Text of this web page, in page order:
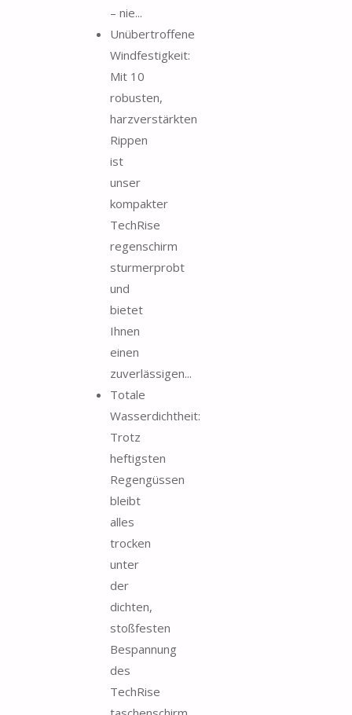
– nie...
Unübertroffene
Windfestigkeit:
Mit 10
robusten,
harzverstärkten
Rippen
ist
unser
kompakter
TechRise
regenschirm
sturmerprobt
und
bietet
Ihnen
einen
zuverlässigen...
Totale
Wasserdichtheit:
Trotz
heftigsten
Regengüssen
bleibt
alles
trocken
unter
der
dichten,
stoßfesten
Bespannung
des
TechRise